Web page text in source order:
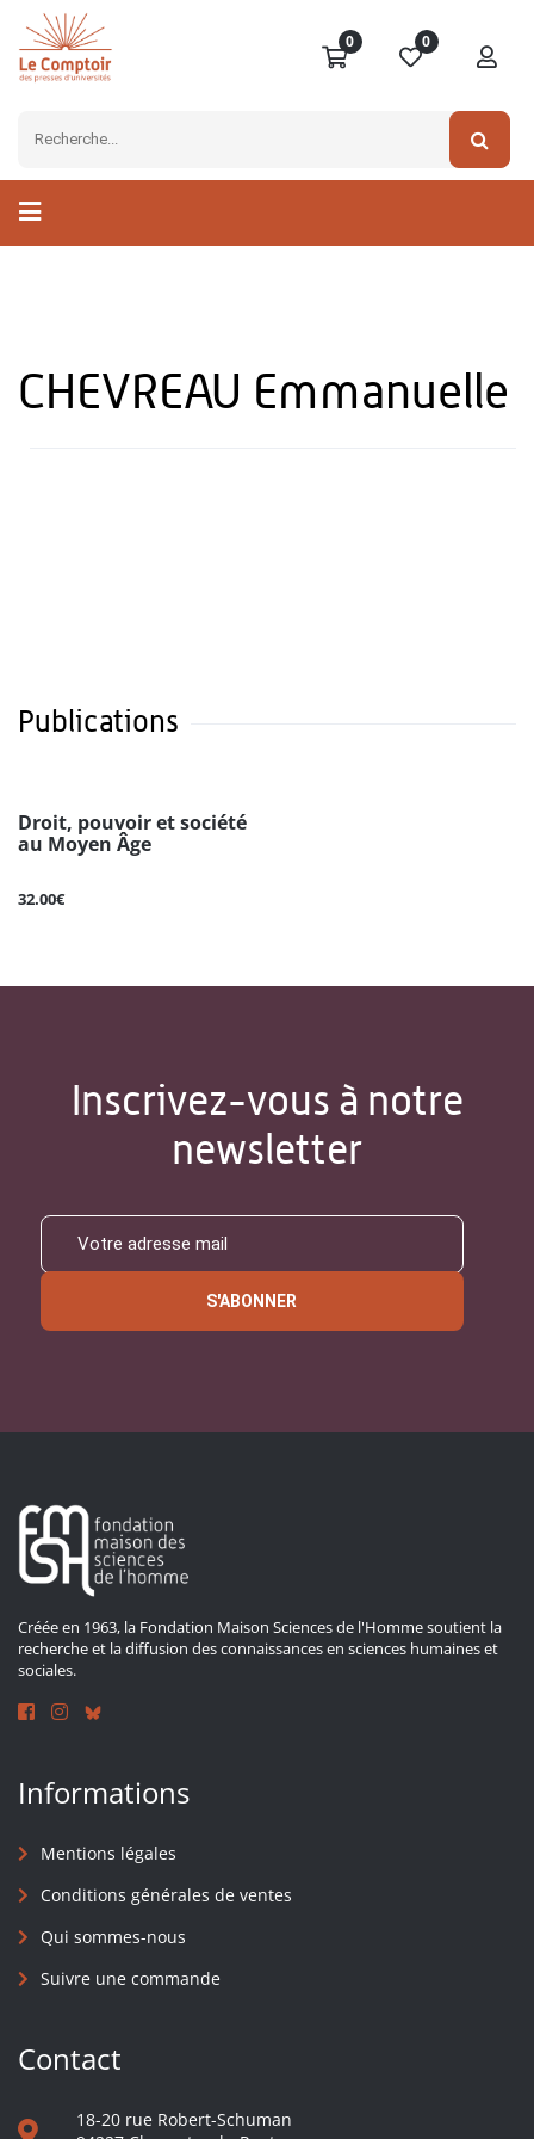
0 0
CHEVREAU Emmanuelle
Publications
Droit, pouvoir et société
au Moyen Âge
32.00€
Inscrivez-vous à notre
newsletter
S'ABONNER
Créée en 1963, la Fondation Maison Sciences de l'Homme soutient la
recherche et la diffusion des connaissances en sciences humaines et
sociales.
Informations
Mentions légales
Conditions générales de ventes
Qui sommes-nous
Suivre une commande
Contact
18-20 rue Robert-Schuman